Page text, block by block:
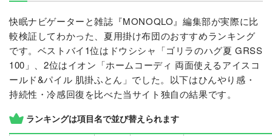
快眠ナビゲーターと雑誌『MONOQLO』編集部が実際に比
較検証してわかった、夏用掛け布団のおすすめランキング
です。ベストバイ1位はドウシシャ「ゴリラのハグ夏 GRSS
100」、2位はイオン「ホームコーディ 両面使えるアイスコ
ールド&パイル 肌掛ふとん」でした。以下はひんやり感・
持続性・冷感回復を比べた当サイト独自の結果です。
ランキングは項目名で並び替えられます